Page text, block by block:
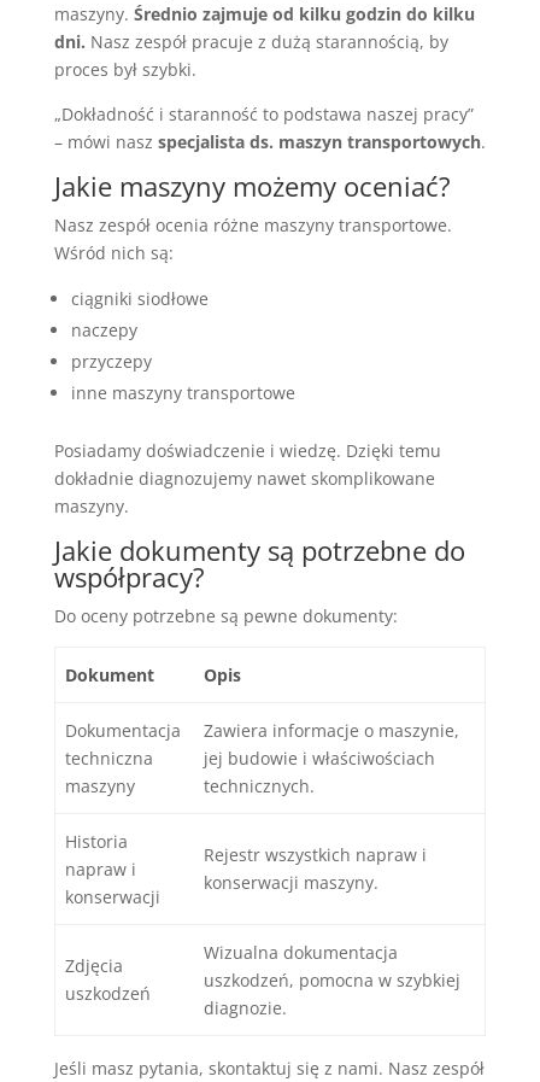
maszyny. Średnio zajmuje od kilku godzin do kilku
dni. Nasz zespół pracuje z dużą starannością, by
proces był szybki.
„Dokładność i staranność to podstawa naszej pracy”
– mówi nasz specjalista ds. maszyn transportowych.
Jakie maszyny możemy oceniać?
Nasz zespół ocenia różne maszyny transportowe.
Wśród nich są:
ciągniki siodłowe
naczepy
przyczepy
inne maszyny transportowe
Posiadamy doświadczenie i wiedzę. Dzięki temu
dokładnie diagnozujemy nawet skomplikowane
maszyny.
Jakie dokumenty są potrzebne do
współpracy?
Do oceny potrzebne są pewne dokumenty:
Dokument Opis
Dokumentacja
techniczna
maszyny
Zawiera informacje o maszynie,
jej budowie i właściwościach
technicznych.
Historia
napraw i
konserwacji
Rejestr wszystkich napraw i
konserwacji maszyny.
Zdjęcia
uszkodzeń
Wizualna dokumentacja
uszkodzeń, pomocna w szybkiej
diagnozie.
Jeśli masz pytania, skontaktuj się z nami. Nasz zespół